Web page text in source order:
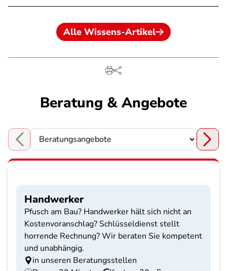
Alle Wissens-Artikel
Beratung & Angebote
Choose a section
Handwerker
Pfusch am Bau? Handwerker hält sich nicht an
Kostenvoranschlag? Schlüsseldienst stellt
horrende Rechnung? Wir beraten Sie kompetent
und unabhängig.
in unseren Beratungsstellen